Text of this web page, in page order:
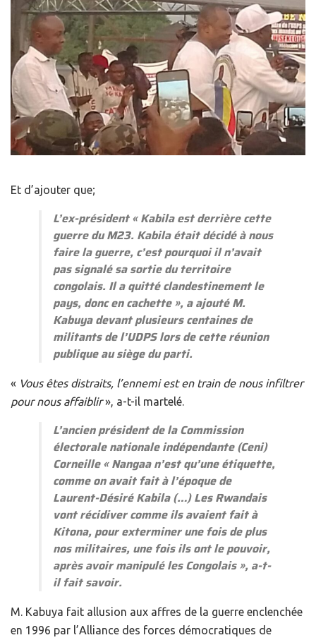
Et d’ajouter que;
L’ex-président «Kabila est derrière cette
guerre du M23. Kabila était décidé à nous
faire la guerre, c’est pourquoi il n’avait
pas signalé sa sortie du territoire
congolais. Il a quitté clandestinement le
pays, donc en cachette», a ajouté M.
Kabuya devant plusieurs centaines de
militants de l’UDPS lors de cette réunion
publique au siège du parti.
« Vous êtes distraits, l’ennemi est en train de nous infiltrer
pour nous affaiblir», a-t-il martelé.
L’ancien président de la Commission
électorale nationale indépendante (Ceni)
Corneille «Nangaa n’est qu’une étiquette,
comme on avait fait à l’époque de
Laurent-Désiré Kabila (…) Les Rwandais
vont récidiver comme ils avaient fait à
Kitona, pour exterminer une fois de plus
nos militaires, une fois ils ont le pouvoir,
après avoir manipulé les Congolais», a-t-
il fait savoir.
M. Kabuya fait allusion aux affres de la guerre enclenchée
en 1996 par l’Alliance des forces démocratiques de